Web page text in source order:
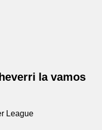
la vamos